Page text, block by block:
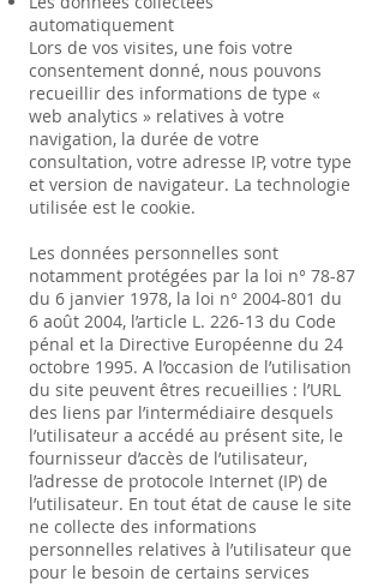
automatiquement
Lors de vos visites, une fois votre
consentement donné, nous pouvons
recueillir des informations de type «
web analytics » relatives à votre
navigation, la durée de votre
consultation, votre adresse IP, votre type
et version de navigateur. La technologie
utilisée est le cookie.
Les données personnelles sont
notamment protégées par la loi n° 78-87
du 6 janvier 1978, la loi n° 2004-801 du
6 août 2004, l’article L. 226-13 du Code
pénal et la Directive Européenne du 24
octobre 1995. A l’occasion de l’utilisation
du site peuvent êtres recueillies : l’URL
des liens par l’intermédiaire desquels
l’utilisateur a accédé au présent site, le
fournisseur d’accès de l’utilisateur,
l’adresse de protocole Internet (IP) de
l’utilisateur. En tout état de cause le site
ne collecte des informations
personnelles relatives à l’utilisateur que
pour le besoin de certains services